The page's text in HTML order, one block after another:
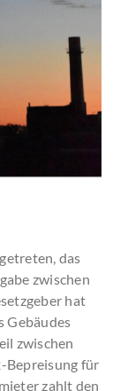
das
zwischen
hat
Gebäudes
zwischen
Bepreisung für
zahlt den